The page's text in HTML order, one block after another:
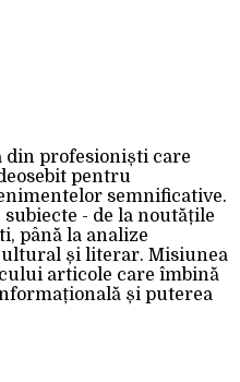
din profesioniști care
pentru
semnificative.
- de la noutățile
până la analize
și literar. Misiunea
articole care îmbină
și puterea